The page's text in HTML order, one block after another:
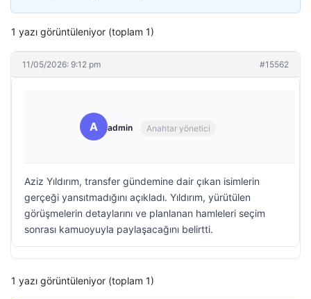
1 yazı görüntüleniyor (toplam 1)
11/05/2026: 9:12 pm #15562
A admin Anahtar yönetici
Aziz Yıldırım, transfer gündemine dair çıkan isimlerin
gerçeği yansıtmadığını açıkladı. Yıldırım, yürütülen
görüşmelerin detaylarını ve planlanan hamleleri seçim
sonrası kamuoyuyla paylaşacağını belirtti.
1 yazı görüntüleniyor (toplam 1)